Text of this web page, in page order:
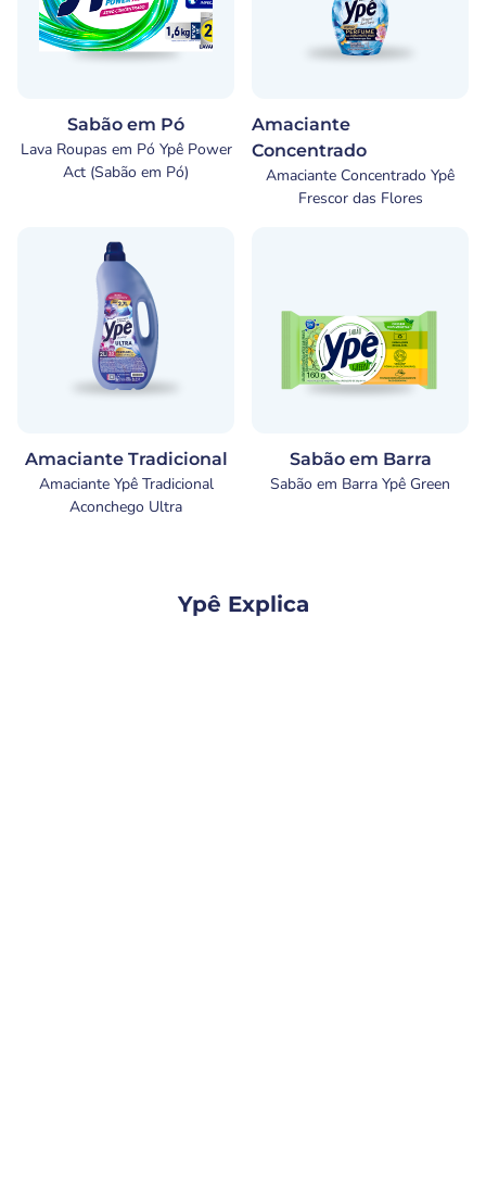
Sabão em Pó
Lava Roupas em Pó Ypê Power
Act (Sabão em Pó)
Amaciante
Concentrado
Amaciante Concentrado Ypê
Frescor das Flores
Amaciante Tradicional
Amaciante Ypê Tradicional
Aconchego Ultra
Sabão em Barra
Sabão em Barra Ypê Green
Ypê Explica